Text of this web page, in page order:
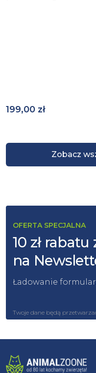
Zobacz
199,00 zł
OFERTA SPECJALNA
10 zł
na
Ładowanie
Twoje dane będą